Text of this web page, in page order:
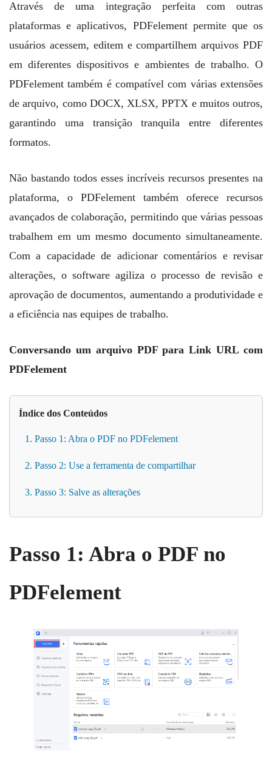
Através de uma integração perfeita com outras
plataformas e aplicativos, PDFelement permite que os
usuários acessem, editem e compartilhem arquivos PDF
em diferentes dispositivos e ambientes de trabalho. O
PDFelement também é compatível com várias extensões
de arquivo, como DOCX, XLSX, PPTX e muitos outros,
garantindo uma transição tranquila entre diferentes
formatos.
Não bastando todos esses incríveis recursos presentes na
plataforma, o PDFelement também oferece recursos
avançados de colaboração, permitindo que várias pessoas
trabalhem em um mesmo documento simultaneamente.
Com a capacidade de adicionar comentários e revisar
alterações, o software agiliza o processo de revisão e
aprovação de documentos, aumentando a produtividade e
a eficiência nas equipes de trabalho.
Conversando um arquivo PDF para Link URL com
PDFelement
Índice dos Conteúdos
1. Passo 1: Abra o PDF no PDFelement
2. Passo 2: Use a ferramenta de compartilhar
3. Passo 3: Salve as alterações
Passo 1: Abra o PDF no
PDFelement